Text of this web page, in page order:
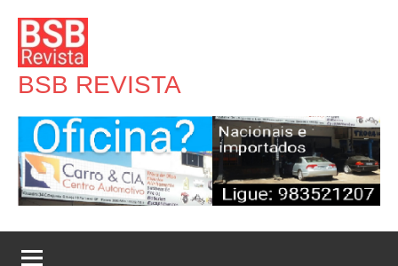
para
conteúdo
BSB REVISTA